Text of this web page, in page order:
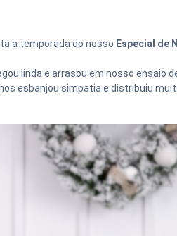
a temporada do nosso Especial de
linda e arrasou em nosso ensaio
esbanjou simpatia e distribuiu